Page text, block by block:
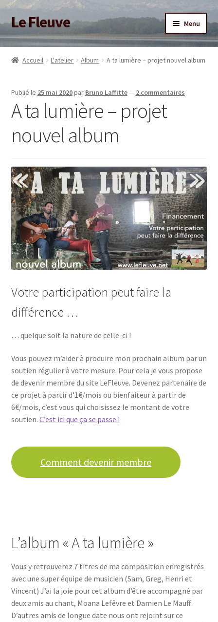
Aller
à
la
navigation
Aller
au
contenu
Le Fleuve Menu
Accueil
Ouvrir
le
Boutique
Accueil L'atelier Album A ta lumière – projet nouvel album
Publié le 25 mai 2020par Bruno Laffitte— 2 commentaires
A ta lumière – projet
nouvel album
Votre participation peut faire la
différence …
… quelque soit la nature de celle-ci !
Vous pouvez m’aider à produire mon prochain album par un
soutien régulier à votre mesure. Pour cela je vous propose
de devenir membre du site LeFleuve. Devenez partenaire de
ce projet à partir d’1€/mois ou bienfaiteur à partir de
6€/mois, c’est vous qui choisissez le montant de votre
soutien. C’est ici que ça se passe !
Comment devenir membre
L’album « A ta lumière »
Vous y retrouverez 7 titres de ma composition enregistrés
avec une super équipe de musicien (Sam, Greg, Henri et
Vincent) J’ai la joie pour cet album d’être accompagné par
deux amis au chant, Moana Lefêvre et Damien Le Mauff.
D’autres amis de longue date nous ont rejoint sur ce